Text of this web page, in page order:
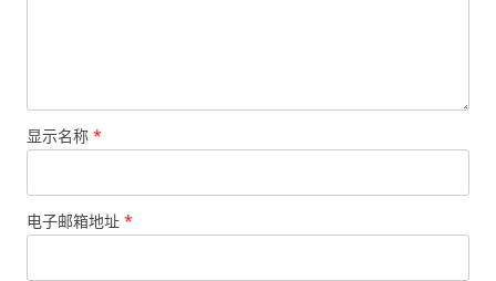
显示名称 *
电子邮箱地址 *